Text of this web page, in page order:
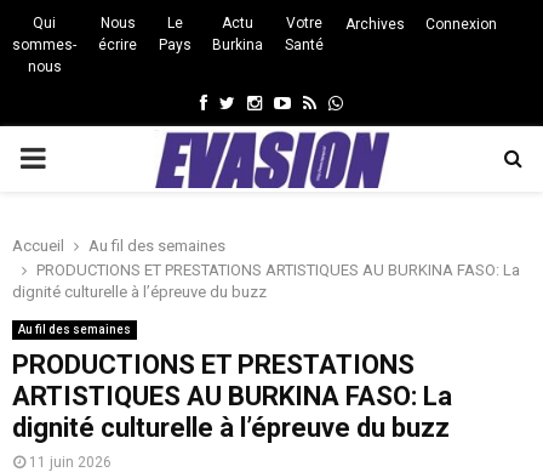
Qui
sommes-
nous
Nous
écrire
Le
Pays
Actu
Burkina
Votre
Santé
Archives Connexion
Facebook
Twitter
Instagram
Youtube
RssWhatsapp
PRIMARY
Accueil
Au fil des semaines
PRODUCTIONS ET PRESTATIONS ARTISTIQUES AU BURKINA FASO: La
dignité culturelle à l’épreuve du buzz
Au fil des semaines
PRODUCTIONS ET PRESTATIONS
ARTISTIQUES AU BURKINA FASO: La
dignité culturelle à l’épreuve du buzz
11 juin 2026